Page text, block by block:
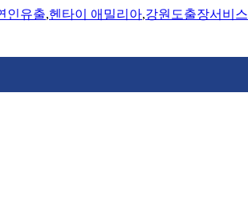
인유출,헨타이 애밀리아,강원도출장서비스